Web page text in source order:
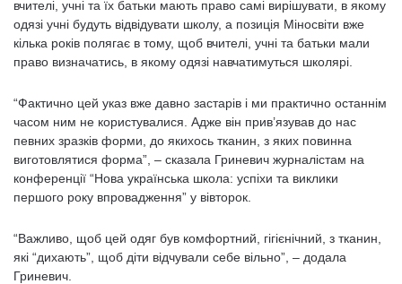
вчителі, учні та їх батьки мають право самі вирішувати, в якому
одязі учні будуть відвідувати школу, а позиція Міносвіти вже
кілька років полягає в тому, щоб вчителі, учні та батьки мали
право визначатись, в якому одязі навчатимуться школярі.
“Фактично цей указ вже давно застарів і ми практично останнім
часом ним не користувалися. Адже він прив’язував до нас
певних зразків форми, до якихось тканин, з яких повинна
виготовлятися форма”, – сказала Гриневич журналістам на
конференції “Нова українська школа: успіхи та виклики
першого року впровадження” у вівторок.
“Важливо, щоб цей одяг був комфортний, гігієнічний, з тканин,
які “дихають”, щоб діти відчували себе вільно”, – додала
Гриневич.